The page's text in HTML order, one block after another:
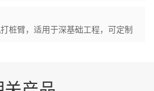
桩臂，适用于深基础工程，可定制